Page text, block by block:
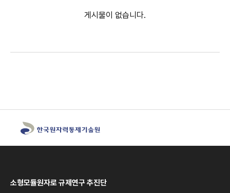
게시물이 없습니다.
소형모듈원자로 규제연구 추진단